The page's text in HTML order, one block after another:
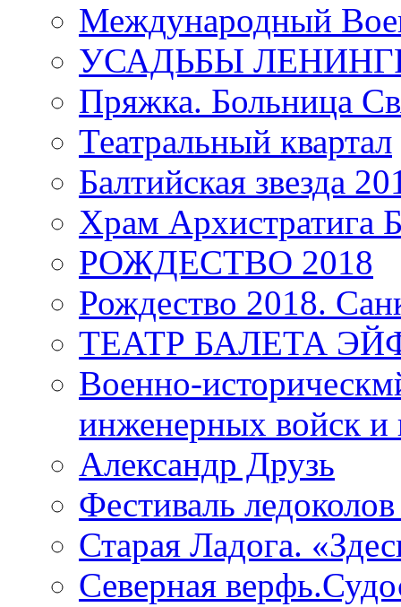
Международный
УСАДЬБЫ
Пряжка. Больница
Театральный квартал
Балтийская звезда
Храм
РОЖДЕСТВО 2018
Рождество 2018.
ТЕАТР БАЛЕТА
Военно-
инженерных войск и
Александр Друзь
Фестиваль
Старая Ладога.
Северная